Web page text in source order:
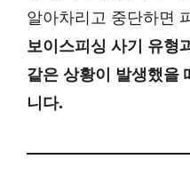
알아차리고 중단하면
보이스피싱 사기 유형
같은 상황이 발생했을
니다.